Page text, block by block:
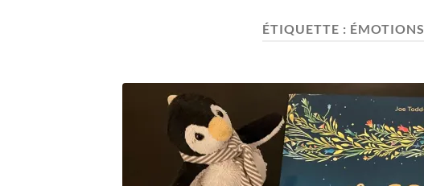
ÉTIQUETTE : ÉMOTIONS